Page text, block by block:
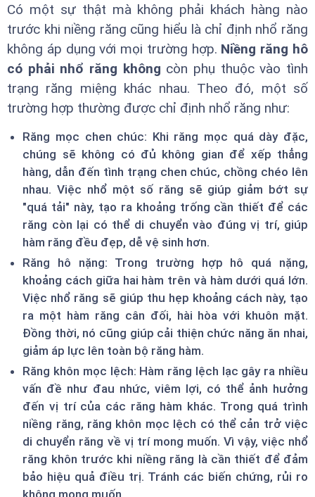
Có một sự thật mà không phải khách hàng nào
trước khi niềng răng cũng hiểu là chỉ định nhổ răng
không áp dụng với mọi trường hợp. Niềng răng hô
có phải nhổ răng không còn phụ thuộc vào tình
trạng răng miệng khác nhau. Theo đó, một số
trường hợp thường được chỉ định nhổ răng như:
Răng mọc chen chúc: Khi răng mọc quá dày đặc,
chúng sẽ không có đủ không gian để xếp thẳng
hàng, dẫn đến tình trạng chen chúc, chồng chéo lên
nhau. Việc nhổ một số răng sẽ giúp giảm bớt sự
"quá tải" này, tạo ra khoảng trống cần thiết để các
răng còn lại có thể di chuyển vào đúng vị trí, giúp
hàm răng đều đẹp, dễ vệ sinh hơn.
Răng hô nặng: Trong trường hợp hô quá nặng,
khoảng cách giữa hai hàm trên và hàm dưới quá lớn.
Việc nhổ răng sẽ giúp thu hẹp khoảng cách này, tạo
ra một hàm răng cân đối, hài hòa với khuôn mặt.
Đồng thời, nó cũng giúp cải thiện chức năng ăn nhai,
giảm áp lực lên toàn bộ răng hàm.
Răng khôn mọc lệch: Hàm răng lệch lạc gây ra nhiều
vấn đề như đau nhức, viêm lợi, có thể ảnh hưởng
đến vị trí của các răng hàm khác. Trong quá trình
niềng răng, răng khôn mọc lệch có thể cản trở việc
di chuyển răng về vị trí mong muốn. Vì vậy, việc nhổ
răng khôn trước khi niềng răng là cần thiết để đảm
bảo hiệu quả điều trị. Tránh các biến chứng, rủi ro
không mong muốn.